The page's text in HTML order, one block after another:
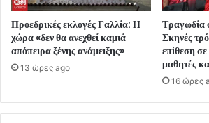
Προεδρικές εκλογές Γαλλία: Η
χώρα «δεν θα ανεχθεί καμιά
απόπειρα ξένης ανάμειξης»
13 ώρες ago
Τραγωδία
Σκηνές
επίθεση
μαθητές
16 ώρες